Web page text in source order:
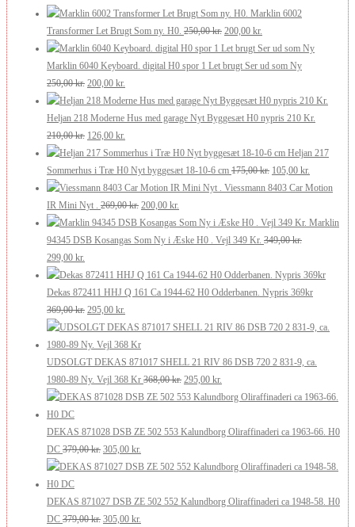
Marklin 6002
Transformer Let Brugt Som ny. H0. 250,00kr. Den
oprindelige
pris
250,00 kr..
200,00 kr.
aktuelle
pris
200,00 kr..
Marklin 6040 Keyboard. digital H0 spor 1 Let brugt Ser ud som Ny
250,00kr. Den
oprindelige
pris
var:
250,00 kr..
200,00 kr.
aktuelle
pris
200,00 kr..
Heljan 218 Moderne Hus med garage Nyt Byggesæt H0 nypris 210 Kr.
210,00kr. Den
oprindelige
pris
var:
210,00 kr..
126,00 kr.
aktuelle
pris
er:
126,00 kr..
Heljan 217
Sommerhus i Træ H0 Nyt byggesæt 18-10-6 cm 175,00kr. Den
oprindelige
var:
175,00 kr..
105,00 kr.
aktuelle
er:
105,00 kr..
Viessmann 8403 Car Motion
IR Mini Nyt .
269,00kr. Den
oprindelige
pris
269,00 kr..
200,00 kr.
aktuelle
pris
200,00 kr..
Marklin
94345 DSB Kosangas Som Ny i Æske H0 . Vejl 349 Kr. 349,00kr.
Den
oprindelige
pris
var:
349,00 kr..
299,00 kr.
aktuelle
pris
er:
299,00 kr..
Dekas 872411 HHJ Q 161 Ca 1944-62 H0 Odderbanen. Nypris 369kr
369,00kr. Den
oprindelige
pris
var:
369,00 kr..
295,00 kr.
aktuelle
pris
er:
295,00 kr..
UDSOLGT DEKAS 871017 SHELL 21 RIV 86 DSB 720 2 831-9, ca.
1980-89 Ny. Vejl 368 Kr 368,00kr. Den
oprindelige
var:
295,00 kr.
aktuelle
er:
DEKAS 871028 DSB ZE 502 553 Kalundborg Oliraffinaderi ca 1963-66. H0
DC 379,00kr. Den
oprindelige
var:
379,00 kr..
305,00 kr.
aktuelle
er:
DEKAS 871027 DSB ZE 502 552 Kalundborg Oliraffinaderi ca 1948-58. H0
DC 379,00kr. Den
305,00 kr.